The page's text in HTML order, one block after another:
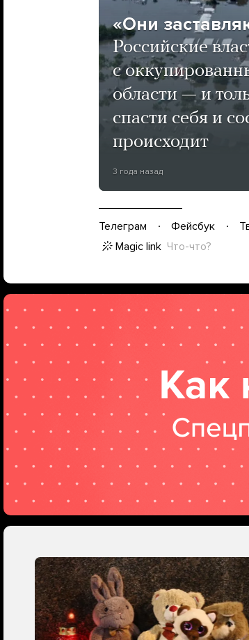
«Они
Российские
с
области — и
спасти себя и
происходит
3 года назад
Телеграм Фейсбук
Magic link Что-что?